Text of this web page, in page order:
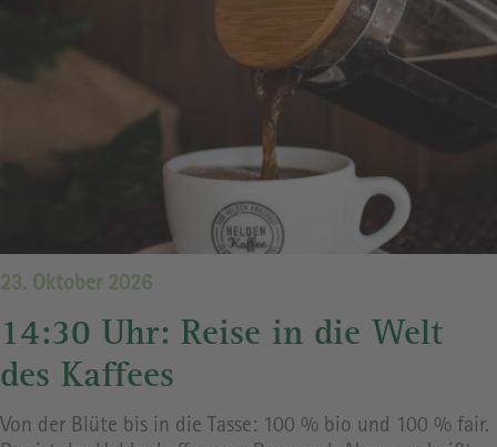
23. Oktober 2026
14:30 Uhr: Reise in die Welt
des Kaffees
Von der Blüte bis in die Tasse: 100 % bio und 100 % fair.